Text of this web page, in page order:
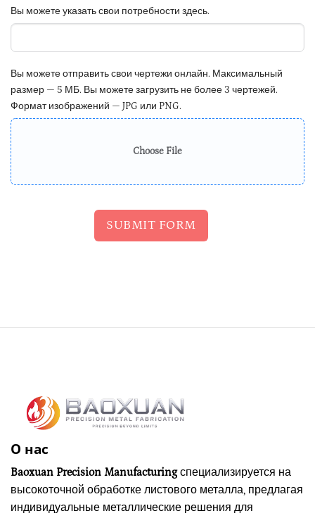
Вы можете указать свои потребности здесь.
Вы можете отправить свои чертежи онлайн. Максимальный
размер — 5 МБ. Вы можете загрузить не более 3 чертежей.
Формат изображений — JPG или PNG.
Choose File
SUBMIT FORM
О нас
Baoxuan Precision Manufacturingспециализируется на
высокоточной обработке листового металла, предлагая
индивидуальные металлические решения для